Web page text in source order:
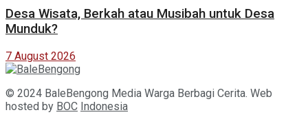
Desa Wisata, Berkah atau Musibah untuk Desa
Munduk?
7 August 2026
© 2024 BaleBengong Media Warga Berbagi Cerita. Web
hosted by BOC Indonesia